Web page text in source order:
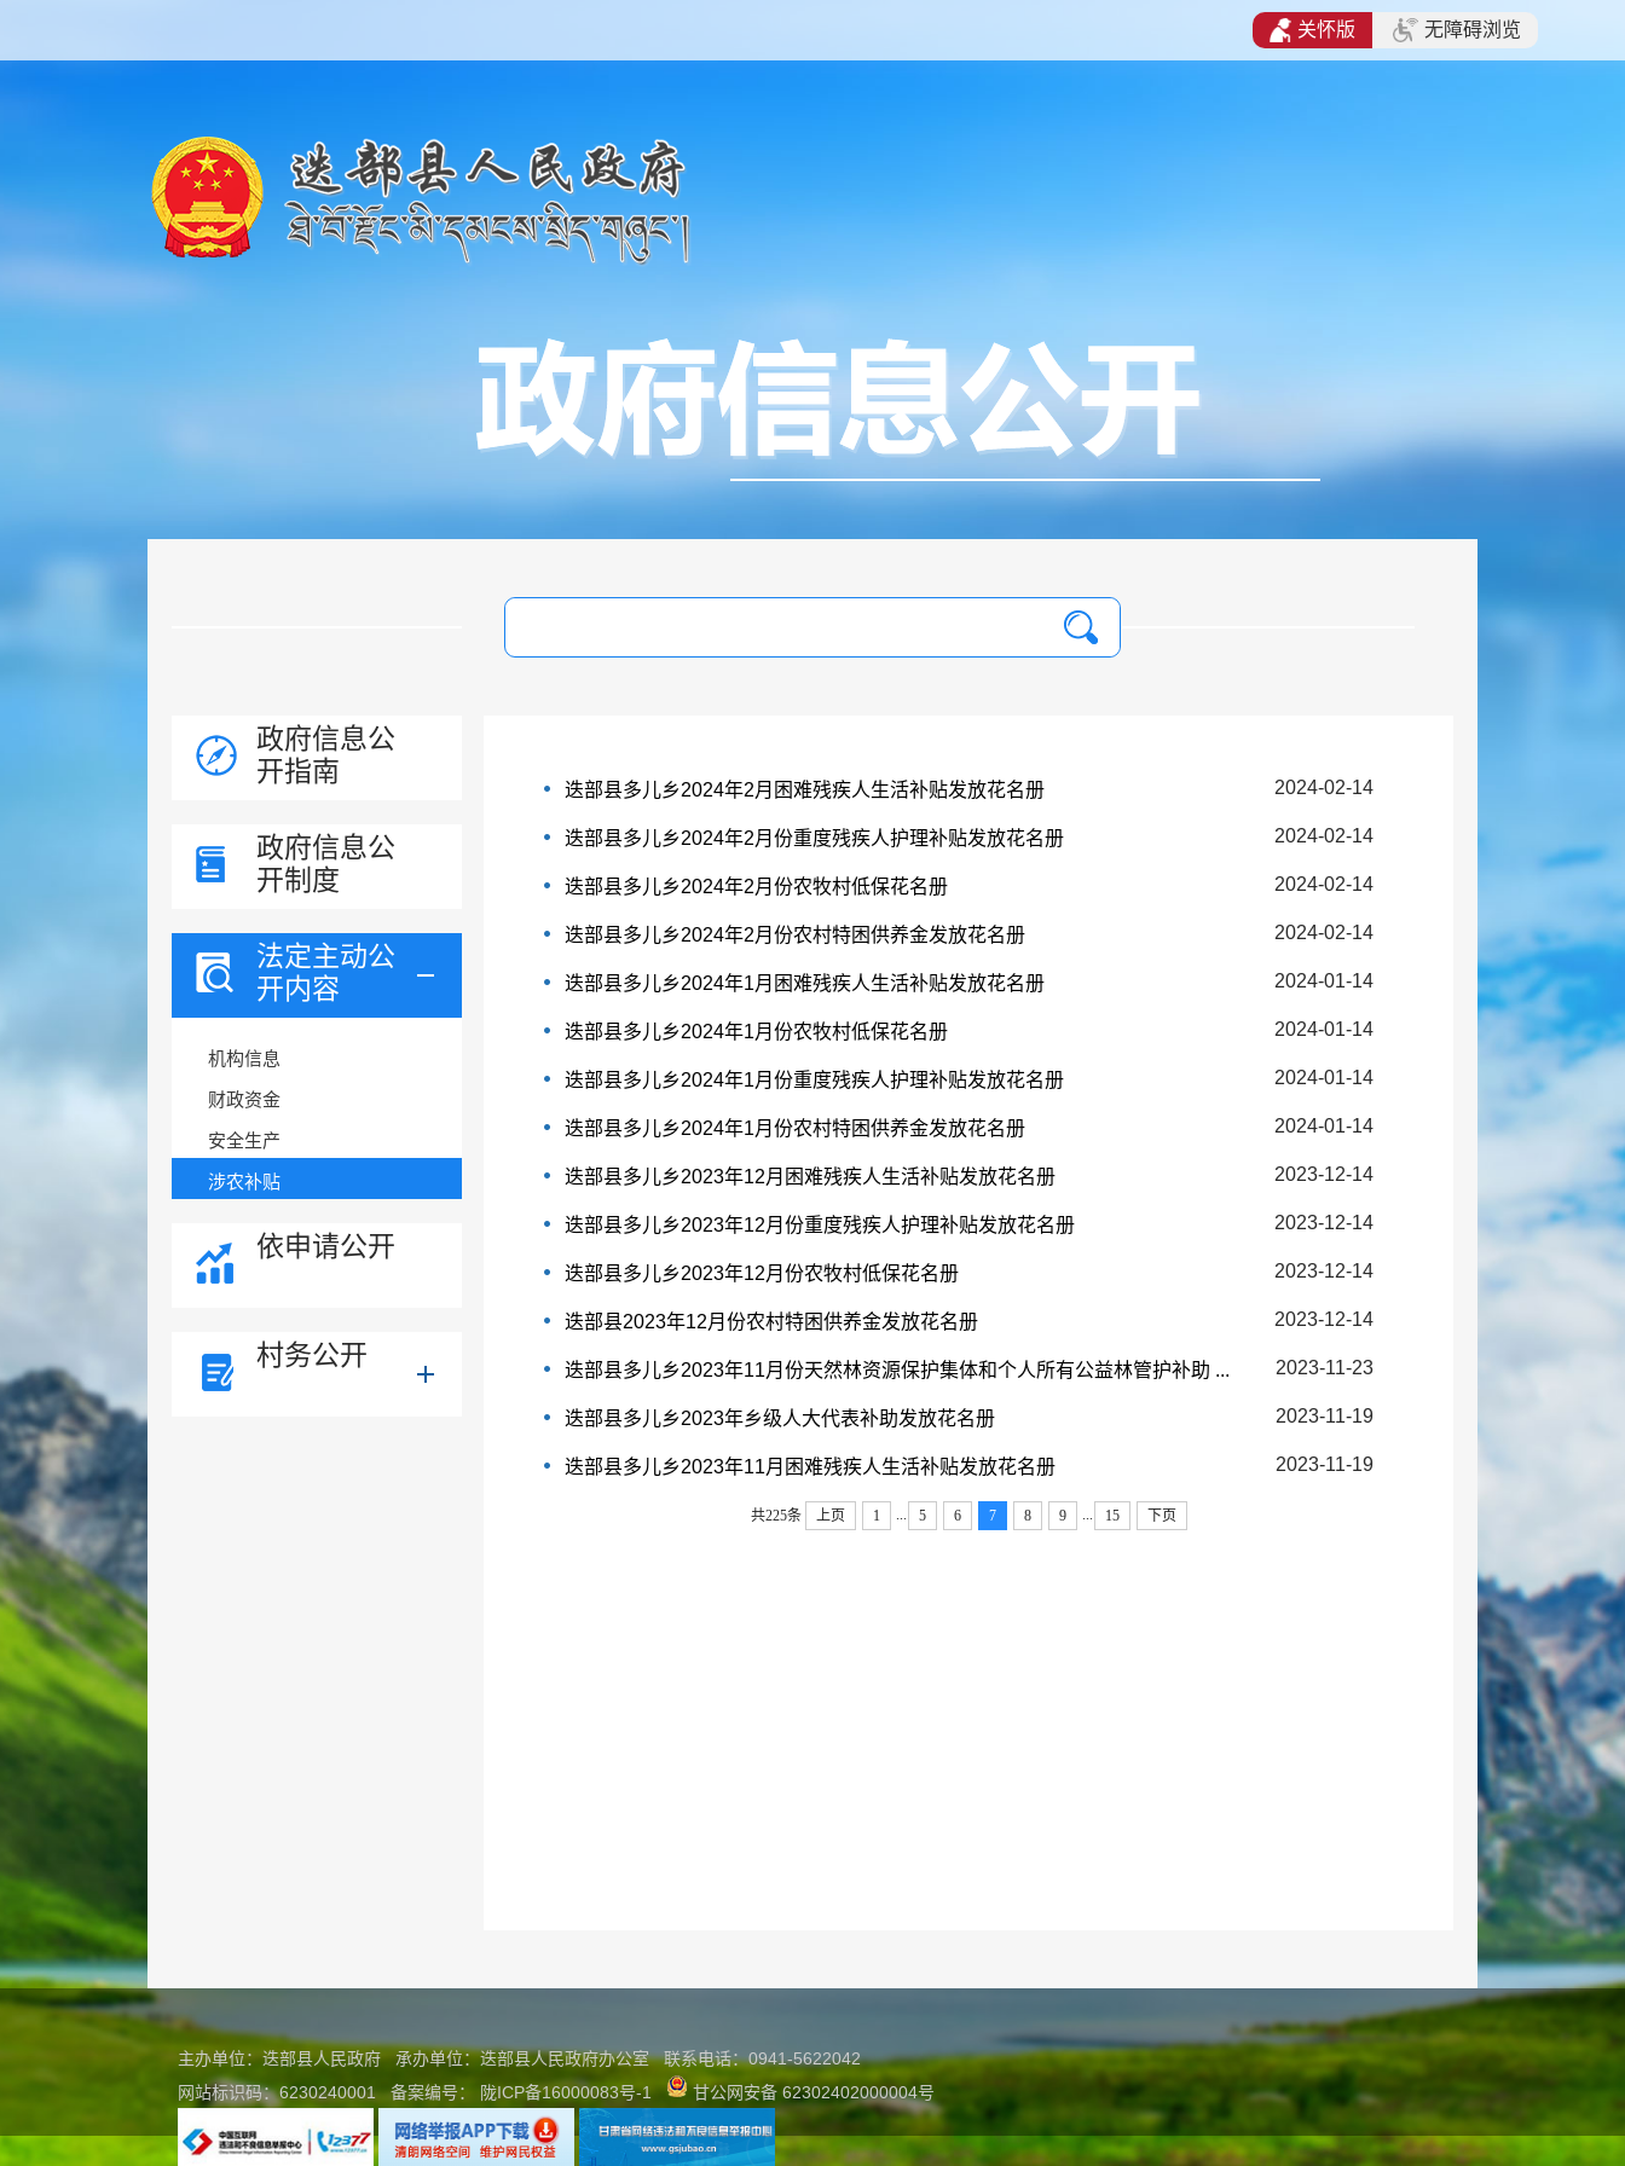
关怀版 无障碍浏览
政府信息公
开指南
政府信息公
开制度
法定主动公
开内容
机构信息
财政资金
安全生产
涉农补贴
依申请公开
村务公开
迭部县多儿乡2024年2月困难残疾人生活补贴发放花名册 2024-02-14
迭部县多儿乡2024年2月份重度残疾人护理补贴发放花名册 2024-02-14
迭部县多儿乡2024年2月份农牧村低保花名册 2024-02-14
迭部县多儿乡2024年2月份农村特困供养金发放花名册 2024-02-14
迭部县多儿乡2024年1月困难残疾人生活补贴发放花名册 2024-01-14
迭部县多儿乡2024年1月份农牧村低保花名册 2024-01-14
迭部县多儿乡2024年1月份重度残疾人护理补贴发放花名册 2024-01-14
迭部县多儿乡2024年1月份农村特困供养金发放花名册 2024-01-14
迭部县多儿乡2023年12月困难残疾人生活补贴发放花名册 2023-12-14
迭部县多儿乡2023年12月份重度残疾人护理补贴发放花名册 2023-12-14
迭部县多儿乡2023年12月份农牧村低保花名册 2023-12-14
迭部县2023年12月份农村特困供养金发放花名册 2023-12-14
迭部县多儿乡2023年11月份天然林资源保护集体和个人所有公益林管护补助 ... 2023-11-23
迭部县多儿乡2023年乡级人大代表补助发放花名册 2023-11-19
迭部县多儿乡2023年11月困难残疾人生活补贴发放花名册 2023-11-19
共225条 上页 1 5 6 7 8 9 15 下页
主办单位：迭部县人民政府 承办单位：迭部县人民政府办公室联系电话：0941-5622042
网站标识码：6230240001
备案编号： 陇ICP备16000083号-1 甘公网安备 62302402000004号